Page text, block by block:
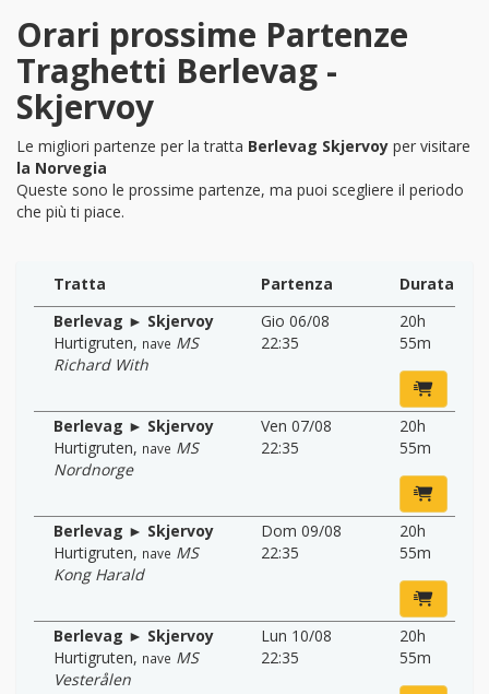
Orari prossime Partenze
Traghetti Berlevag -
Skjervoy
Le migliori partenze per la tratta Berlevag Skjervoy per visitare
la Norvegia
Queste sono le prossime partenze, ma puoi scegliere il periodo
che più ti piace.
Tratta Partenza
Durata
Berlevag ► Skjervoy
Hurtigruten, nave MS
Richard With
Gio 06/08
22:35
20h
55m
Berlevag ► Skjervoy
Hurtigruten, nave MS
Nordnorge
Ven 07/08
22:35
20h
55m
Berlevag ► Skjervoy
Hurtigruten, nave MS
Kong Harald
Dom 09/08
22:35
20h
55m
Berlevag ► Skjervoy
Hurtigruten, nave MS
Vesterålen
Lun 10/08
22:35
20h
55m